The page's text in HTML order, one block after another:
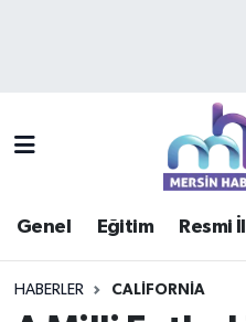
Genel Eğitim Resmi
HABERLER CALIFORNIA
Mersin Trafik
Süper Lig Puan